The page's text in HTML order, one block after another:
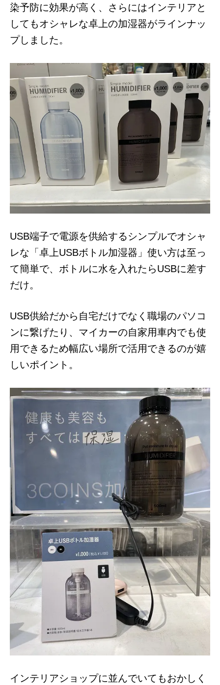
染予防に効果が高く、さらにはインテリアと
してもオシャレな卓上の加湿器がラインナッ
プしました。
USB端子で電源を供給するシンプルでオシャ
レな「卓上USBボトル加湿器」使い方は至っ
て簡単で、ボトルに水を入れたらUSBに差す
だけ。
USB供給だから自宅だけでなく職場のパソコ
ンに繋げたり、マイカーの自家用車内でも使
用できるため幅広い場所で活用できるのが嬉
しいポイント。
インテリアショップに並んでいてもおかしく